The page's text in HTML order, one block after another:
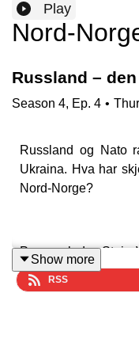
Play
Nord-
Russland –
Season 4, Ep. 4 •
Russland og Nato
Ukraina. Hva har
Nord-Norge?
Programleder Stein
Trellevik. Han er
Show more
RSS